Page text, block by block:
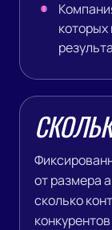
с
лист
от размера
сколько